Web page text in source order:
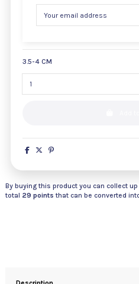
3.5-4 CM
By buying this product you can collect up
total 29 points that can be converted